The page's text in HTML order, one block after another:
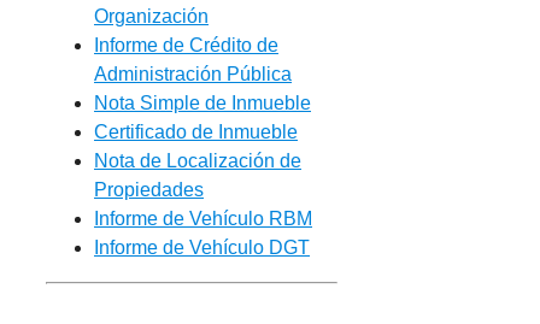
Organización
Informe de Crédito de
Administración Pública
Nota Simple de Inmueble
Certificado de Inmueble
Nota de Localización de
Propiedades
Informe de Vehículo RBM
Informe de Vehículo DGT